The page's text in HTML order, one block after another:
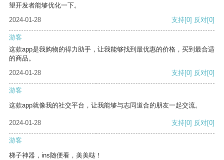
望开发者能够优化一下。
2024-01-28
支持[0] 反对[0]
游客
这款app是我购物的得力助手，让我能够找到最优惠的价格，买到最合适
的商品。
2024-01-28
支持[0] 反对[0]
游客
这款app就像我的社交平台，让我能够与志同道合的朋友一起交流。
2024-01-28 支持[0] 反对[0]
游客
梯子神器，ins随便看，美美哒！